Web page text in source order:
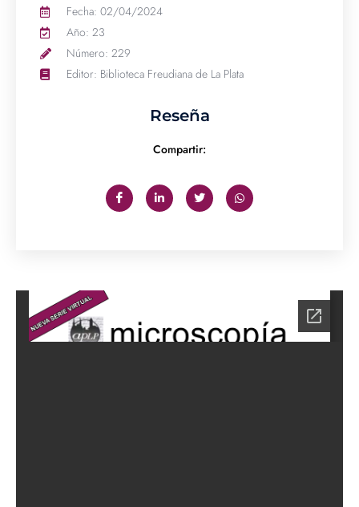
Fecha: 02/04/2024
Año: 23
Número: 229
Editor: Biblioteca Freudiana de La Plata
Reseña
Compartir: